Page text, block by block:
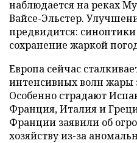
наблюдается на реках
Вайсе-Эльстер.
предвидится:
сохранение жаркой
Европа сейчас
интенсивных волн жары
Особенно страдают
Франция, Италия и
Франции заявили об
хозяйству из-за